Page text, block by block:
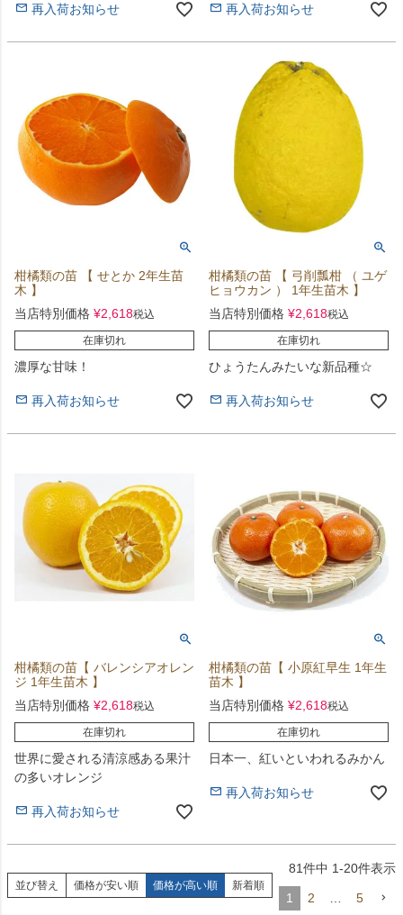
再入荷お知らせ 再入荷お知らせ
柑橘類の苗 【 せとか 2年生苗
木 】
当店特別価格 ¥2,618税込
在庫切れ
濃厚な甘味！
再入荷お知らせ
柑橘類の苗 【 弓削瓢柑 （ ユゲ
ヒョウカン ） 1年生苗木 】
当店特別価格 ¥2,618税込
在庫切れ
ひょうたんみたいな新品種☆
再入荷お知らせ
柑橘類の苗【 バレンシアオレン
ジ 1年生苗木 】
当店特別価格 ¥2,618税込
在庫切れ
世界に愛される清涼感ある果汁
の多いオレンジ
再入荷お知らせ
柑橘類の苗【 小原紅早生 1年生
苗木 】
当店特別価格 ¥2,618税込
在庫切れ
日本一、紅いといわれるみかん
再入荷お知らせ
並び替え 価格が安い順 価格が高い順 新着順
81件中 1-20件表示
1 2 5